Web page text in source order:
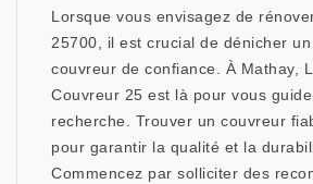
Lorsque vous envisagez de
25700, il est crucial de dénicher
couvreur de confiance. À Mathay,
Couvreur 25 est là pour vous
recherche. Trouver un couvreur
pour garantir la qualité et la
Commencez par solliciter des